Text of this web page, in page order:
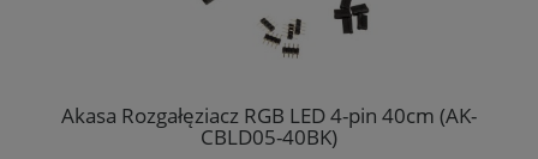
Akasa Rozgałęziacz RGB LED 4-pin 40cm (AK-
CBLD05-40BK)